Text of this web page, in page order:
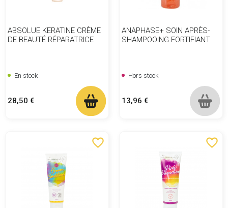
ABSOLUE KERATINE CRÈME
DE BEAUTÉ RÉPARATRICE
En stock
Prix
28,50 €
ANAPHASE+ SOIN APRÈS-
SHAMPOOING FORTIFIANT
Hors stock
Prix
13,96 €
favorite_border favorite_border